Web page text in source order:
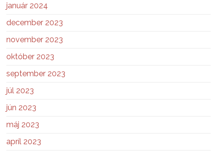
január 2024
december 2023
november 2023
október 2023
september 2023
júl 2023
jún 2023
máj 2023
apríl 2023